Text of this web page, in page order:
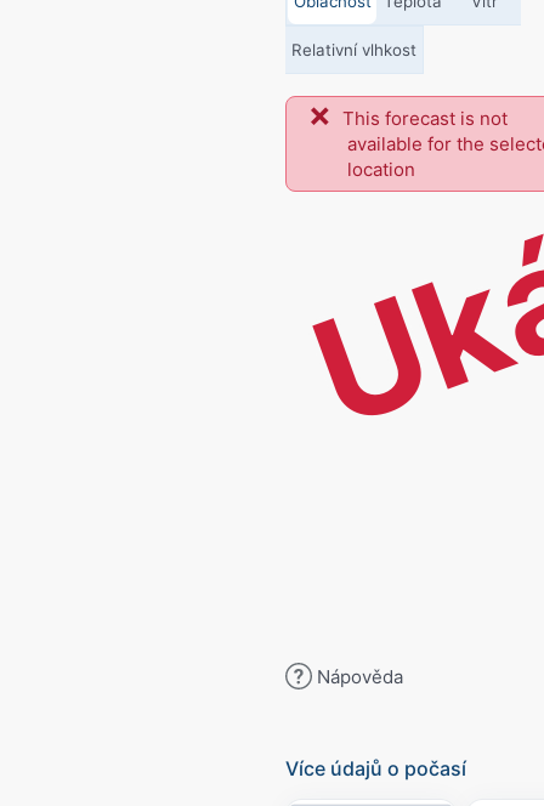
Relativní vlhkost
This forecast is not
available for the
location
Nápověda
Více údajů o počasí